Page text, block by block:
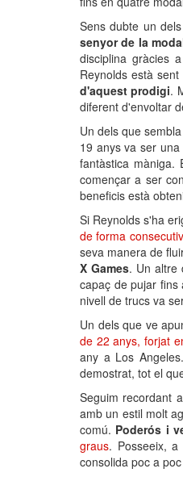
Sens dubte un
senyor de la
disciplina gràcies
Reynolds està
d'aquest prodigi.
diferent d'envoltar
Un dels que
19 anys va ser
fantàstica
començar a ser
beneficis està
Si Reynolds s'ha
de forma
seva manera de
X Games. Un altre
capaç de pujar fins
nivell de trucs va
Un dels que ve
de 22 anys, forjat
any a Los
demostrat, tot el
Seguim recordant
amb un estil molt
comú. Poderós i
graus. Posseeix,
consolida poc a